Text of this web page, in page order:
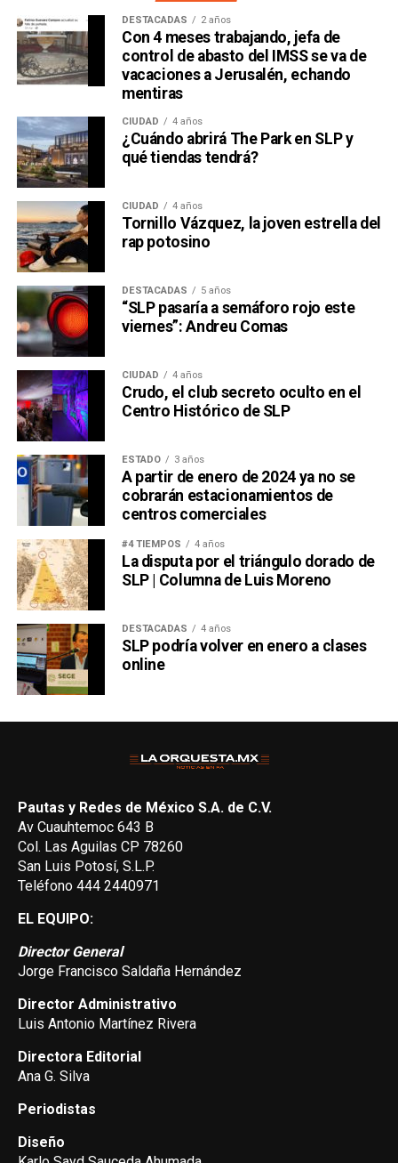
DESTACADAS 2 años
Con 4 meses trabajando, jefa de
control de abasto del IMSS se va de
vacaciones a Jerusalén, echando
mentiras
CIUDAD 4 años
¿Cuándo abrirá The Park en SLP y
qué tiendas tendrá?
CIUDAD 4 años
Tornillo Vázquez, la joven estrella del
rap potosino
DESTACADAS 5 años
“SLP pasaría a semáforo rojo este
viernes”: Andreu Comas
CIUDAD 4 años
Crudo, el club secreto oculto en el
Centro Histórico de SLP
ESTADO 3 años
A partir de enero de 2024 ya no se
cobrarán estacionamientos de
centros comerciales
#4 TIEMPOS 4 años
La disputa por el triángulo dorado de
SLP | Columna de Luis Moreno
DESTACADAS 4 años
SLP podría volver en enero a clases
online
Pautas y Redes de México S.A. de C.V.
Av Cuauhtemoc 643 B
Col. Las Aguilas CP 78260
San Luis Potosí, S.L.P.
Teléfono 444 2440971
EL EQUIPO:
Director General
Jorge Francisco Saldaña Hernández
Director Administrativo
Luis Antonio Martínez Rivera
Directora Editorial
Ana G. Silva
Periodistas
Diseño